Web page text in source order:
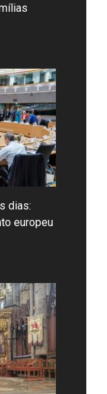
dias:
europeu